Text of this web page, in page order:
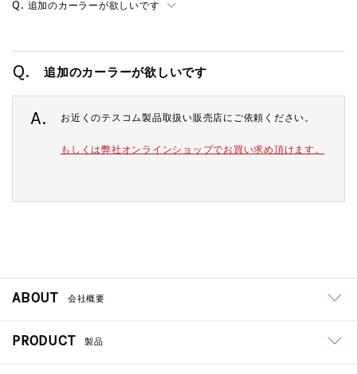
追加のカーラーが欲しいです
Q. 追加のカーラーが欲しいです
A. お近くのテスコム製品取扱い販売店にご依頼ください。
もしくは弊社オンラインショップでお買い求め頂けます。
ABOUT 会社概要
PRODUCT 製品